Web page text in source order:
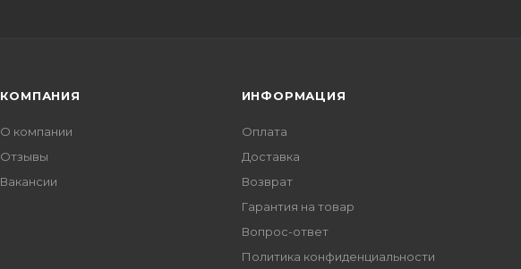
КОМПАНИЯ
О компании
Отзывы
Вакансии
ИНФОРМАЦИЯ
Оплата
Доставка
Возврат
Гарантия на товар
Вопрос-ответ
Политика конфиденциальности